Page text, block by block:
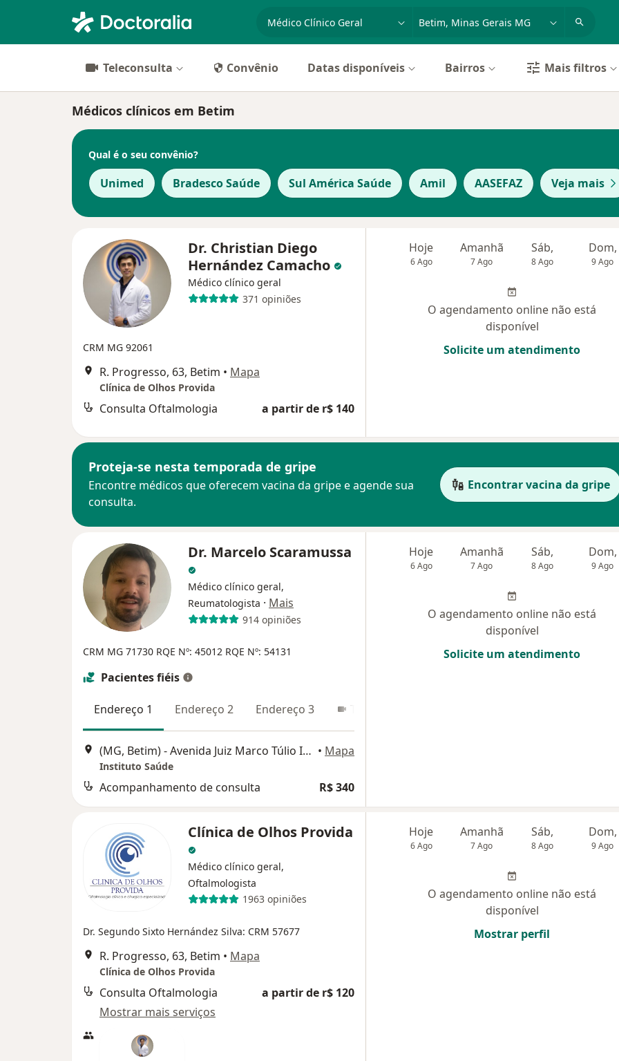
especialidade, doença ou nome
Teleconsulta Convênio Datas disponíveis Bairros Mais filtros
Médicos clínicos em Betim
Qual é o seu convênio?
Unimed Bradesco Saúde Sul América Saúde Amil AASEFAZ Veja mais
Dr. Christian Diego
Hernández Camacho
Médico clínico geral
371 opiniões
CRM MG 92061
R. Progresso, 63, Betim • Mapa
Clínica de Olhos Provida
Consulta Oftalmologia a partir de r$ 140
Hoje
6 Ago
Amanhã
7 Ago
Sáb,
8 Ago
Dom,
9 Ago
O agendamento online não está
disponível
Solicite um atendimento
Proteja-se nesta temporada de gripe
Encontre médicos que oferecem vacina da gripe e agende sua
consulta.
Encontrar vacina da gripe
Dr. Marcelo Scaramussa
Médico clínico geral,
Reumatologista · Mais
914 opiniões
CRM MG 71730 RQE Nº: 45012 RQE Nº: 54131
Pacientes fiéis
Endereço 1 Endereço 2 Endereço 3 Teleconsulta
(MG, Betim) - Avenida Juiz Marco Túlio Isaac 3540 - 15 andar Sala 1506, Betim • Mapa
Instituto Saúde
Acompanhamento de consulta R$ 340
Hoje
6 Ago
Amanhã
7 Ago
Sáb,
8 Ago
Dom,
9 Ago
O agendamento online não está
disponível
Solicite um atendimento
Clínica de Olhos Provida
Médico clínico geral,
Oftalmologista
1963 opiniões
Dr. Segundo Sixto Hernández Silva: CRM 57677
R. Progresso, 63, Betim • Mapa
Clínica de Olhos Provida
Consulta Oftalmologia
a partir de r$ 120
Mostrar mais serviços
Hoje
6 Ago
Amanhã
7 Ago
Sáb,
8 Ago
Dom,
9 Ago
O agendamento online não está
disponível
Mostrar perfil